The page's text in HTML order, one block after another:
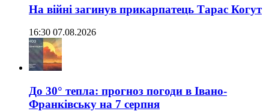
На війні загинув прикарпатець Тарас Когут
16:30 07.08.2026
До 30° тепла: прогноз погоди в Івано-
Франківську на 7 серпня